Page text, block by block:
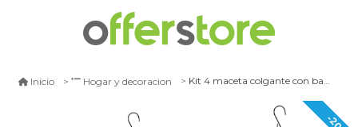
Inicio Hogar y decoracion Kit 4 maceta colgante con bandeja extraíble y drenaje l blanca